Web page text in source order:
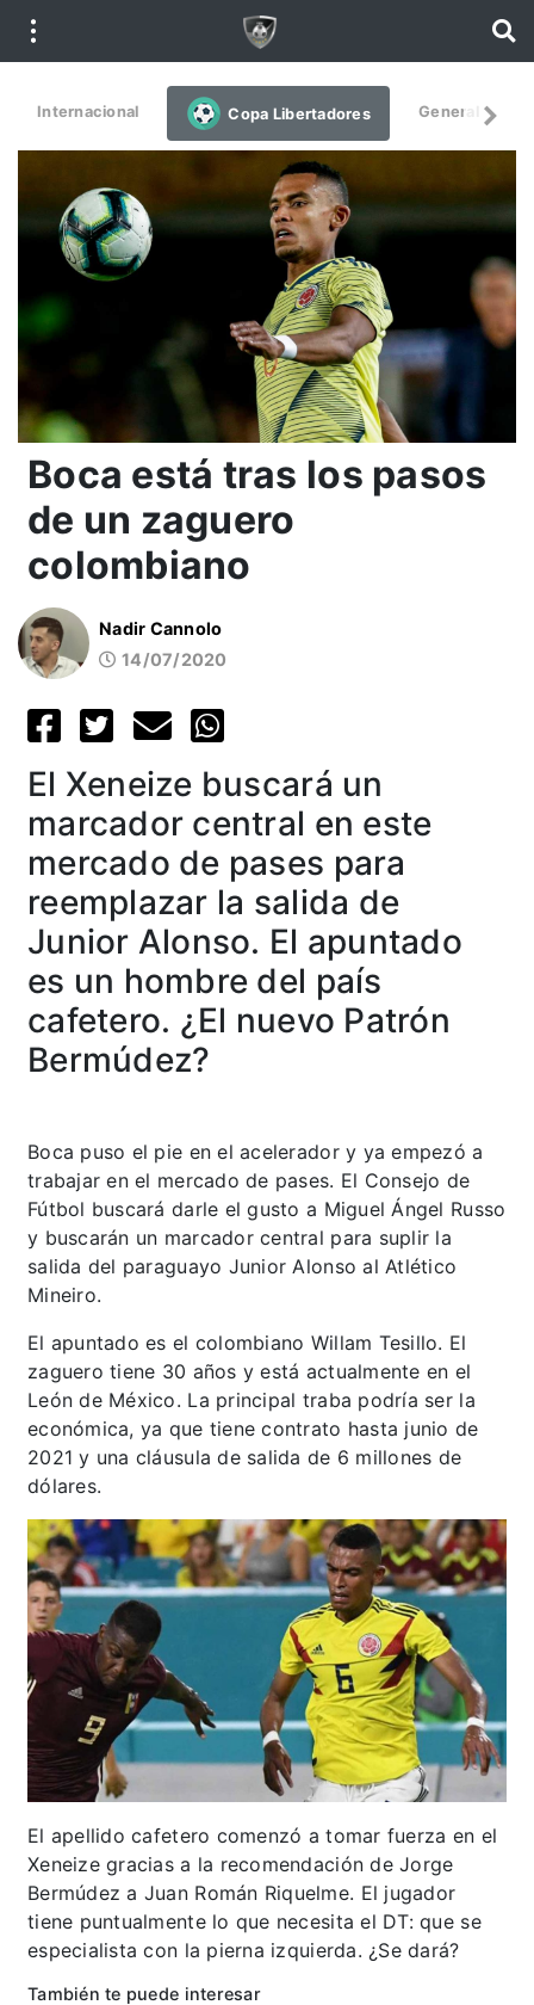
Internacional Copa Libertadores General
Boca está tras los pasos
de un zaguero
colombiano
Nadir Cannolo
14/07/2020
El Xeneize buscará un
marcador central en este
mercado de pases para
reemplazar la salida de
Junior Alonso. El apuntado
es un hombre del país
cafetero. ¿El nuevo Patrón
Bermúdez?
Boca puso el pie en el acelerador y ya empezó a
trabajar en el mercado de pases. El Consejo de
Fútbol buscará darle el gusto a Miguel Ángel Russo
y buscarán un marcador central para suplir la
salida del paraguayo Junior Alonso al Atlético
Mineiro.
El apuntado es el colombiano Willam Tesillo. El
zaguero tiene 30 años y está actualmente en el
León de México. La principal traba podría ser la
económica, ya que tiene contrato hasta junio de
2021 y una cláusula de salida de 6 millones de
dólares.
El apellido cafetero comenzó a tomar fuerza en el
Xeneize gracias a la recomendación de Jorge
Bermúdez a Juan Román Riquelme. El jugador
tiene puntualmente lo que necesita el DT: que se
especialista con la pierna izquierda. ¿Se dará?
También te puede interesar